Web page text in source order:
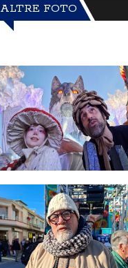
ALTRE FOTO